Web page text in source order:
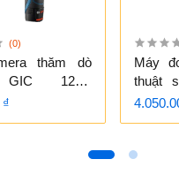
(0)
thăm dò
120C
Máy
thuật